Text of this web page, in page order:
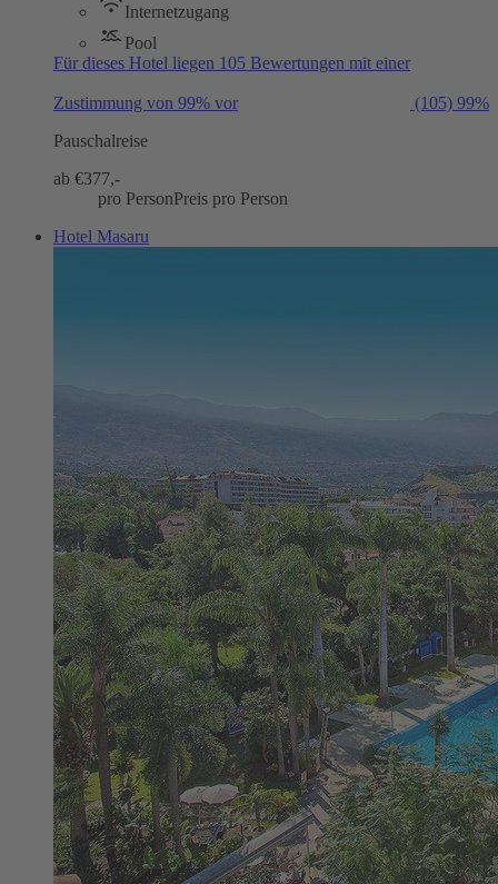
Internetzugang
Pool
Für dieses Hotel liegen 105 Bewertungen mit einer
Zustimmung von 99% vor (105) 99%
Pauschalreise
ab €377,-
pro PersonPreis pro Person
Hotel Masaru